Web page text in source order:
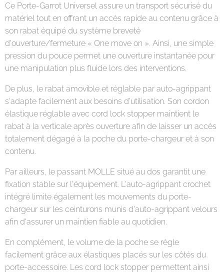
Ce Porte-Garrot Universel assure un transport sécurisé du
matériel tout en offrant un accès rapide au contenu grâce à
son rabat équipé du système breveté
d'ouverture/fermeture « One move on ». Ainsi, une simple
pression du pouce permet une ouverture instantanée pour
une manipulation plus fluide lors des interventions.
De plus, le rabat amovible et réglable par auto-agrippant
s'adapte facilement aux besoins d'utilisation. Son cordon
élastique réglable avec cord lock stopper maintient le
rabat à la verticale après ouverture afin de laisser un accès
totalement dégagé à la poche du porte-chargeur et à son
contenu.
Par ailleurs, le passant MOLLE situé au dos garantit une
fixation stable sur l'équipement. L'auto-agrippant crochet
intégré limite également les mouvements du porte-
chargeur sur les ceinturons munis d'auto-agrippant velours
afin d'assurer un maintien fiable au quotidien.
En complément, le volume de la poche se règle
facilement grâce aux élastiques placés sur les côtés du
porte-accessoire. Les cord lock stopper permettent ainsi